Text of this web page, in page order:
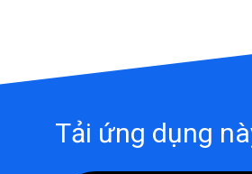
Tải ứng dụng